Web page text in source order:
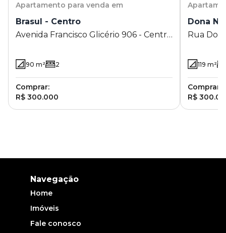
Apartamento para venda em
Brasul - Centro
Avenida Francisco Glicério 906 - Centro
90 m² 2
Comprar:
R$ 300.000
Dona
Rua
119 m²
Comprar:
R$
Navegação
Home
Imóveis
Fale conosco